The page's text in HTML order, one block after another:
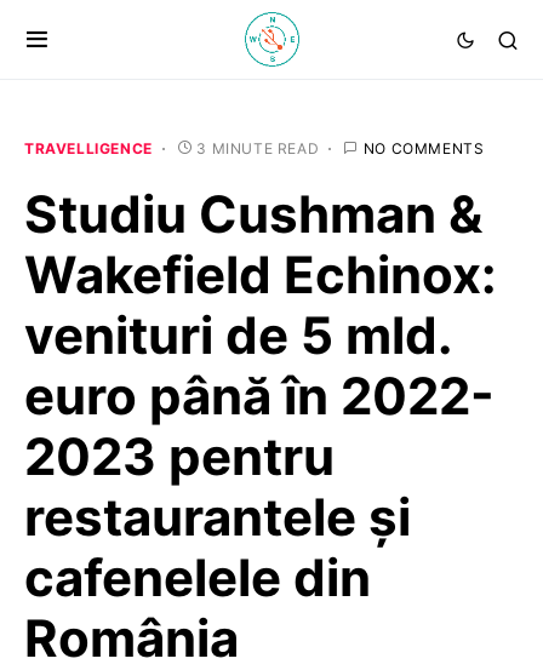
TRAVELLIGENCE 3 MINUTE READ NO COMMENTS
Studiu Cushman &
Wakefield Echinox:
venituri de 5 mld.
euro până în 2022-
2023 pentru
restaurantele și
cafenelele din
România